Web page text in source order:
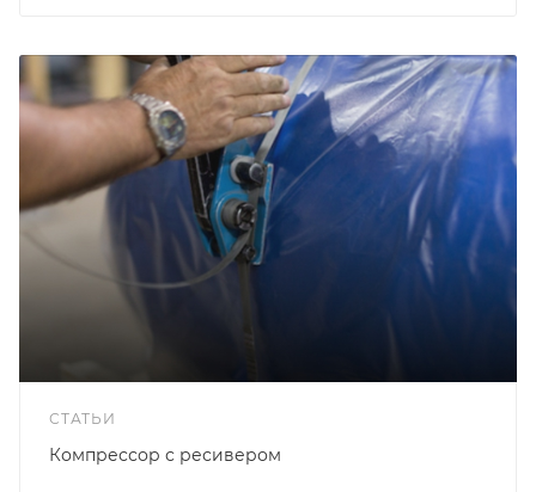
СТАТЬИ
Компрессор с ресивером